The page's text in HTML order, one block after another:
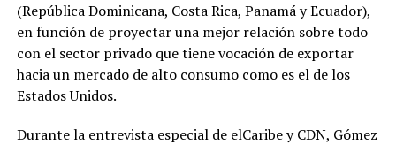
(República Dominicana, Costa Rica, Panamá y Ecuador),
en función de proyectar una mejor relación sobre todo
con el sector privado que tiene vocación de exportar
hacia un mercado de alto consumo como es el de los
Estados Unidos.
Durante la entrevista especial de elCaribe y CDN, Gómez